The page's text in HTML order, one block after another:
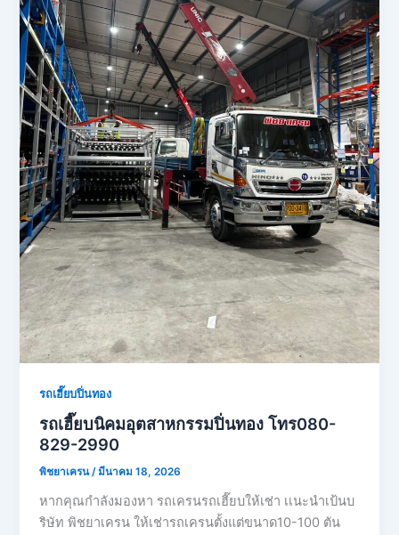
รถเฮี๊ยบปิ่นทอง
รถเฮี๊ยบนิคมอุตสาหกรรมปิ่นทอง โทร080-
829-2990
พิชยาเครน/มีนาคม 18, 2026
หากคุณกำลังมองหา รถเครนรถเฮี๊ยบให้เช่า เเนะนำเป้นบ
ริษัท พิชยาเครน ให้เช่ารถเครนตั้งแต่ขนาด10-100 ตัน